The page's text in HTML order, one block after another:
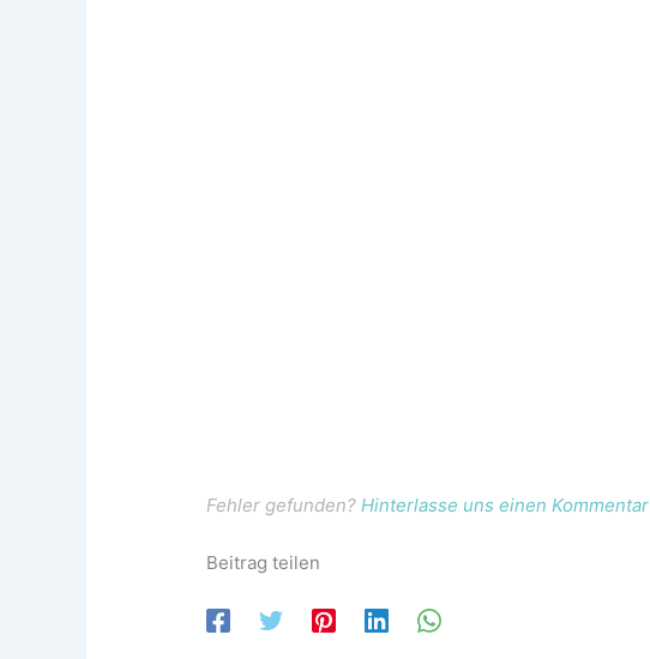
Fehler gefunden?Hinterlasse uns einen Kommentar
Beitrag teilen